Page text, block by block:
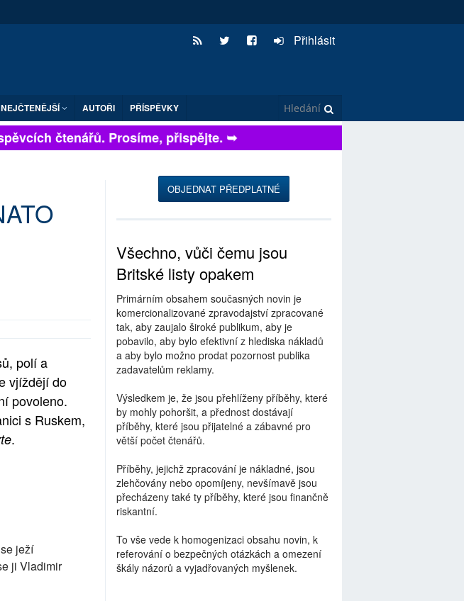
Přihlásit
NEJČTENĚJŠÍ AUTOŘI PŘÍSPĚVKY
čtenářů. Prosíme, přispějte. ➥
polí a
vjíždějí do
povoleno.
s Ruskem,
.
ježí
ji Vladimir
OBJEDNAT PŘEDPLATNÉ
Všechno, vůči čemu jsou
Britské listy opakem
Primárním obsahem současných novin je
komercionalizované zpravodajství zpracované
tak, aby zaujalo široké publikum, aby je
pobavilo, aby bylo efektivní z hlediska nákladů
a aby bylo možno prodat pozornost publika
zadavatelům reklamy.
Výsledkem je, že jsou přehlíženy příběhy, které
by mohly pohoršit, a přednost dostávají
příběhy, které jsou přijatelné a zábavné pro
větší počet čtenářů.
Příběhy, jejichž zpracování je nákladné, jsou
zlehčovány nebo opomíjeny, nevšímavě jsou
přecházeny také ty příběhy, které jsou finančně
riskantní.
To vše vede k homogenizaci obsahu novin, k
referování o bezpečných otázkách a omezení
škály názorů a vyjadřovaných myšlenek.